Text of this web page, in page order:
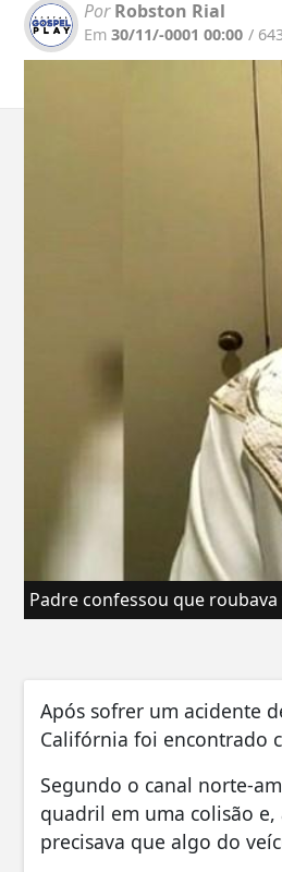
PorRobston Rial
Em 30/11/-0001 00:00 /
Padre confessou que
Após sofrer um acidente
Califórnia foi encontrado
Segundo o canal norte-
quadril em uma colisão
precisava que algo do